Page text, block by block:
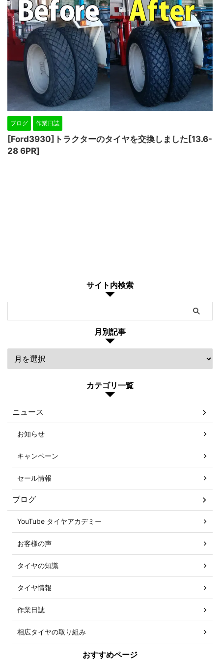
ブログ 作業日誌
[Ford3930]トラクターのタイヤを交換しました[13.6-
28 6PR]
サイト内検索
月別記事
カテゴリ一覧
ニュース
お知らせ
キャンペーン
セール情報
ブログ
YouTube タイヤアカデミー
お客様の声
タイヤの知識
タイヤ情報
作業日誌
相広タイヤの取り組み
おすすめページ